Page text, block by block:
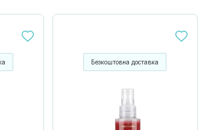
Безкоштовна доставка